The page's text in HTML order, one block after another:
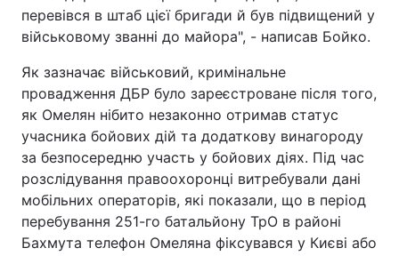
перевівся в штаб цієї бригади й був підвищений у
військовому званні до майора", - написав Бойко.
Як зазначає військовий, кримінальне
провадження ДБР було зареєстроване після того,
як Омелян нібито незаконно отримав статус
учасника бойових дій та додаткову винагороду
за безпосередню участь у бойових діях. Під час
розслідування правоохоронці витребували дані
мобільних операторів, які показали, що в період
перебування 251-го батальйону ТрО в районі
Бахмута телефон Омеляна фіксувався у Києві або